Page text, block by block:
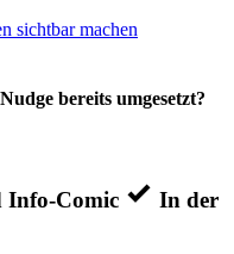
sichtbar machen
bereits umgesetzt?
Info-Comic
In der